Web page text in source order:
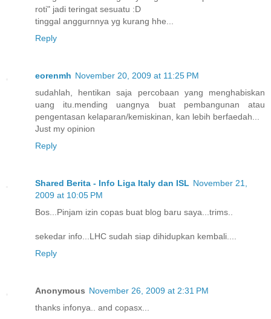
roti" jadi teringat sesuatu :D
tinggal anggurnnya yg kurang hhe...
Reply
eorenmh November 20, 2009 at 11:25 PM
sudahlah, hentikan saja percobaan yang menghabiskan
uang itu.mending uangnya buat pembangunan atau
pengentasan kelaparan/kemiskinan, kan lebih berfaedah...
Just my opinion
Reply
Shared Berita - Info Liga Italy dan ISL November 21,
2009 at 10:05 PM
Bos...Pinjam izin copas buat blog baru saya...trims..
sekedar info...LHC sudah siap dihidupkan kembali....
Reply
Anonymous November 26, 2009 at 2:31 PM
thanks infonya.. and copasx...